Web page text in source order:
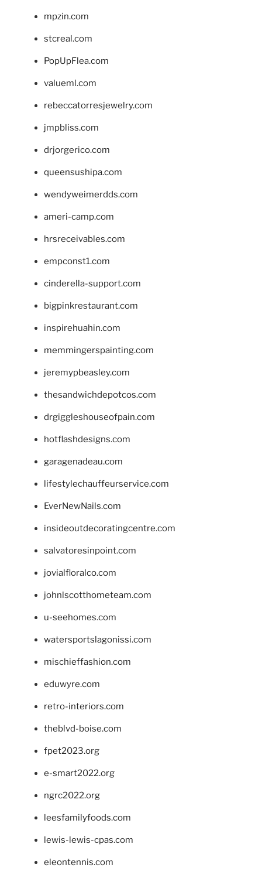
mpzin.com
stcreal.com
PopUpFlea.com
valueml.com
rebeccatorresjewelry.com
jmpbliss.com
drjorgerico.com
queensushipa.com
wendyweimerdds.com
ameri-camp.com
hrsreceivables.com
empconst1.com
cinderella-support.com
bigpinkrestaurant.com
inspirehuahin.com
memmingerspainting.com
jeremypbeasley.com
thesandwichdepotcos.com
drgiggleshouseofpain.com
hotflashdesigns.com
garagenadeau.com
lifestylechauffeurservice.com
EverNewNails.com
insideoutdecoratingcentre.com
salvatoresinpoint.com
jovialfloralco.com
johnlscotthometeam.com
u-seehomes.com
watersportslagonissi.com
mischieffashion.com
eduwyre.com
retro-interiors.com
theblvd-boise.com
fpet2023.org
e-smart2022.org
ngrc2022.org
leesfamilyfoods.com
lewis-lewis-cpas.com
eleontennis.com